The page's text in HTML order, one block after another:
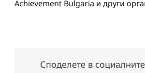
Achievement Bulgaria и други
Споделете в